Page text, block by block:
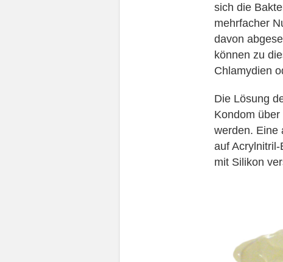
sich die
mehrfacher
davon
können zu
Chlamydien
Die Lösung
Kondom
werden. Eine
auf
mit Silikon